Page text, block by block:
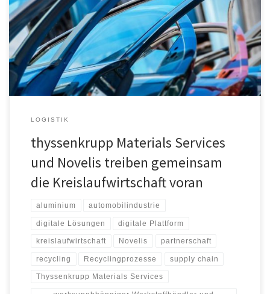
das Recycling von Altmaterialien setzen. Die offene Plattform wird
den Zugang zu größeren Mengen hochwertiger
Recyclingmaterialien ermöglichen. In einem ersten Schritt wird ein
Prototyp zu umfassenden Test- und Evaluierungszwecken
entwickelt. thyssenkrupp Materials Services, der größte […]
LOGISTIK
thyssenkrupp Materials Services
und Novelis treiben gemeinsam
die Kreislaufwirtschaft voran
aluminium automobilindustrie
digitale Lösungen digitale Plattform
kreislaufwirtschaft Novelis partnerschaft
recycling Recyclingprozesse supply chain
Thyssenkrupp Materials Services